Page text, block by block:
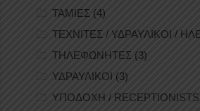
ΤΑΜΙΕΣ (4)
ΤΕΧΝΙΤΕΣ / ΥΔΡΑΥΛΙΚΟΙ /
ΤΗΛΕΦΩΝΗΤΕΣ (3)
ΥΔΡΑΥΛΙΚΟΙ (3)
ΥΠΟΔΟΧΗ / RECEPTIONISTS